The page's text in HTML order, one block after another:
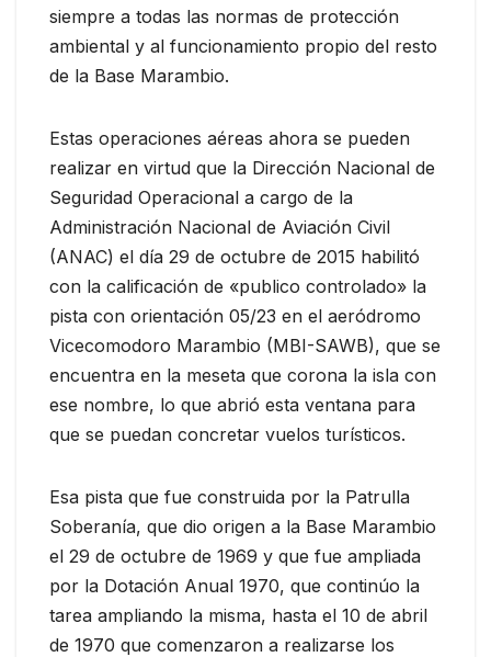
siempre a todas las normas de protección
ambiental y al funcionamiento propio del resto
de la Base Marambio.
Estas operaciones aéreas ahora se pueden
realizar en virtud que la Dirección Nacional de
Seguridad Operacional a cargo de la
Administración Nacional de Aviación Civil
(ANAC) el día 29 de octubre de 2015 habilitó
con la calificación de «publico controlado» la
pista con orientación 05/23 en el aeródromo
Vicecomodoro Marambio (MBI-SAWB), que se
encuentra en la meseta que corona la isla con
ese nombre, lo que abrió esta ventana para
que se puedan concretar vuelos turísticos.
Esa pista que fue construida por la Patrulla
Soberanía, que dio origen a la Base Marambio
el 29 de octubre de 1969 y que fue ampliada
por la Dotación Anual 1970, que continúo la
tarea ampliando la misma, hasta el 10 de abril
de 1970 que comenzaron a realizarse los